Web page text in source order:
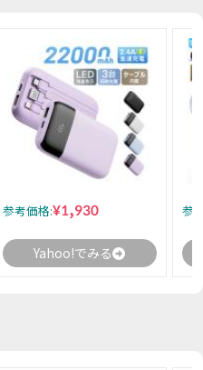
参考価格:¥1,930
Yahoo!でみる
参